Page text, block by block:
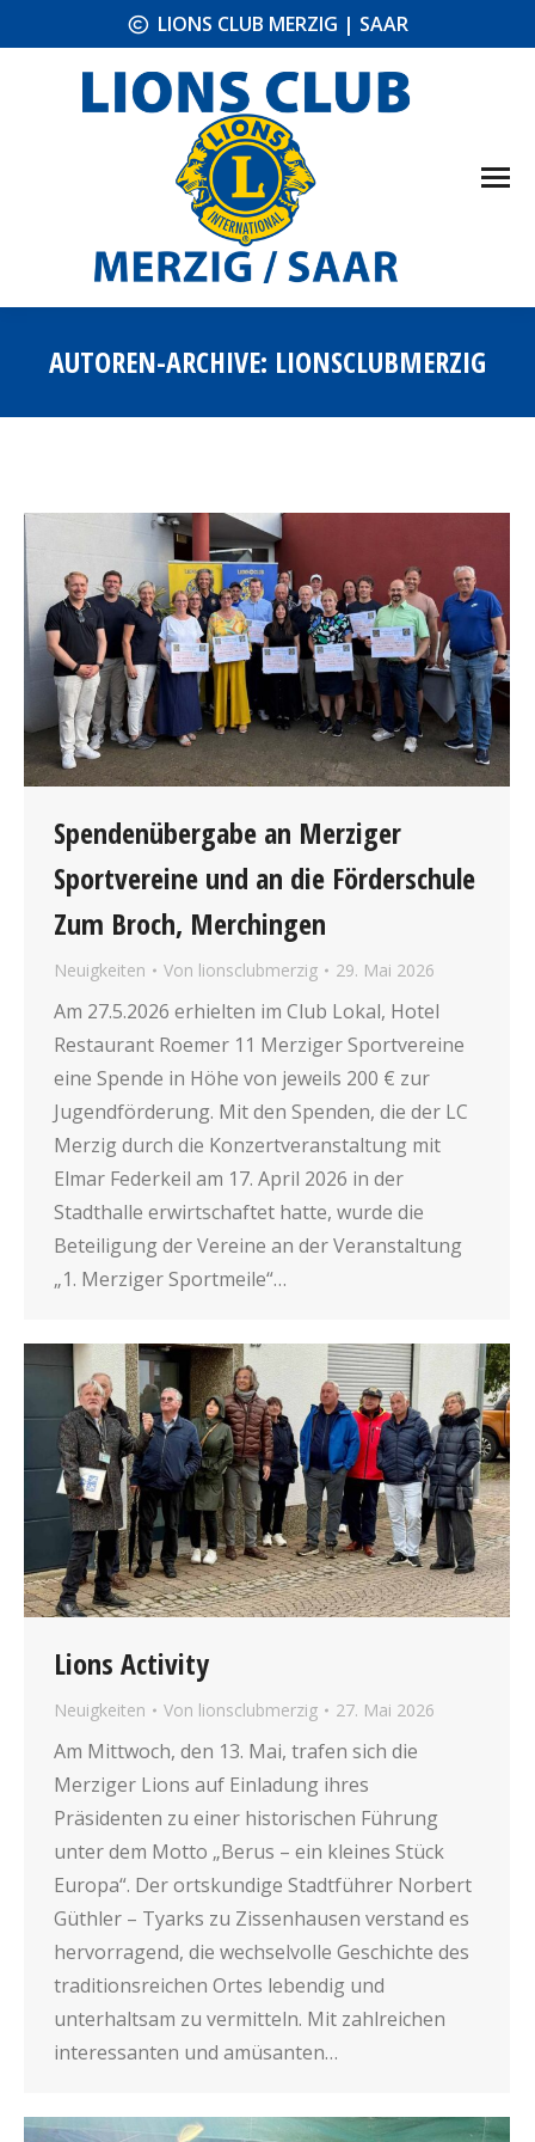
LIONS CLUB MERZIG | SAAR
AUTOREN-ARCHIVE: LIONSCLUBMERZIG
Spendenübergabe an Merziger
Sportvereine und an die Förderschule
Zum Broch, Merchingen
Neuigkeiten Von lionsclubmerzig 29. Mai 2026
Am 27.5.2026 erhielten im Club Lokal, Hotel
Restaurant Roemer 11 Merziger Sportvereine
eine Spende in Höhe von jeweils 200 € zur
Jugendförderung. Mit den Spenden, die der LC
Merzig durch die Konzertveranstaltung mit
Elmar Federkeil am 17. April 2026 in der
Stadthalle erwirtschaftet hatte, wurde die
Beteiligung der Vereine an der Veranstaltung
„1. Merziger Sportmeile“…
Lions Activity
Neuigkeiten Von lionsclubmerzig 27. Mai 2026
Am Mittwoch, den 13. Mai, trafen sich die
Merziger Lions auf Einladung ihres
Präsidenten zu einer historischen Führung
unter dem Motto „Berus – ein kleines Stück
Europa“. Der ortskundige Stadtführer Norbert
Güthler – Tyarks zu Zissenhausen verstand es
hervorragend, die wechselvolle Geschichte des
traditionsreichen Ortes lebendig und
unterhaltsam zu vermitteln. Mit zahlreichen
interessanten und amüsanten…